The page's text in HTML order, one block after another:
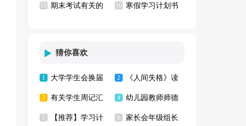
计划 员演讲稿
15 期末考试有关的 16 寒假学习计划书
猜你喜欢
1 大学学生会换届
演讲稿(15篇)
2 《人间失格》读
书心得集锦12篇
3 有关学生周记汇
编七篇
4 幼儿园教师师德
师风承诺书模板合集
5 【推荐】学习计 6 家长会年级组长